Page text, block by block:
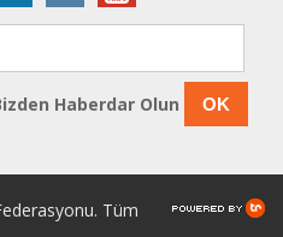
Haberdar Olun OK
Tüm